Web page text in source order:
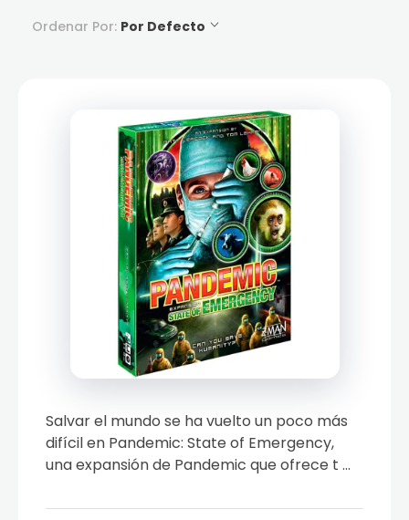
Ordenar Por: Por Defecto
Salvar el mundo se ha vuelto un poco más
difícil en Pandemic: State of Emergency,
una expansión de Pandemic que ofrece t ...